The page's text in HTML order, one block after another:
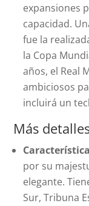
expansiones
capacidad.
fue la
la Copa
años, el Real
ambiciosos
incluirá un
Más
por su
elegante.
Sur, Tribuna